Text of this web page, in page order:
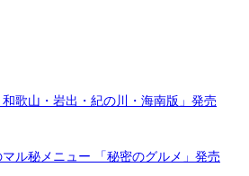
和歌山・岩出・紀の川・海南版」発売
ル秘メニュー 「秘密のグルメ」発売